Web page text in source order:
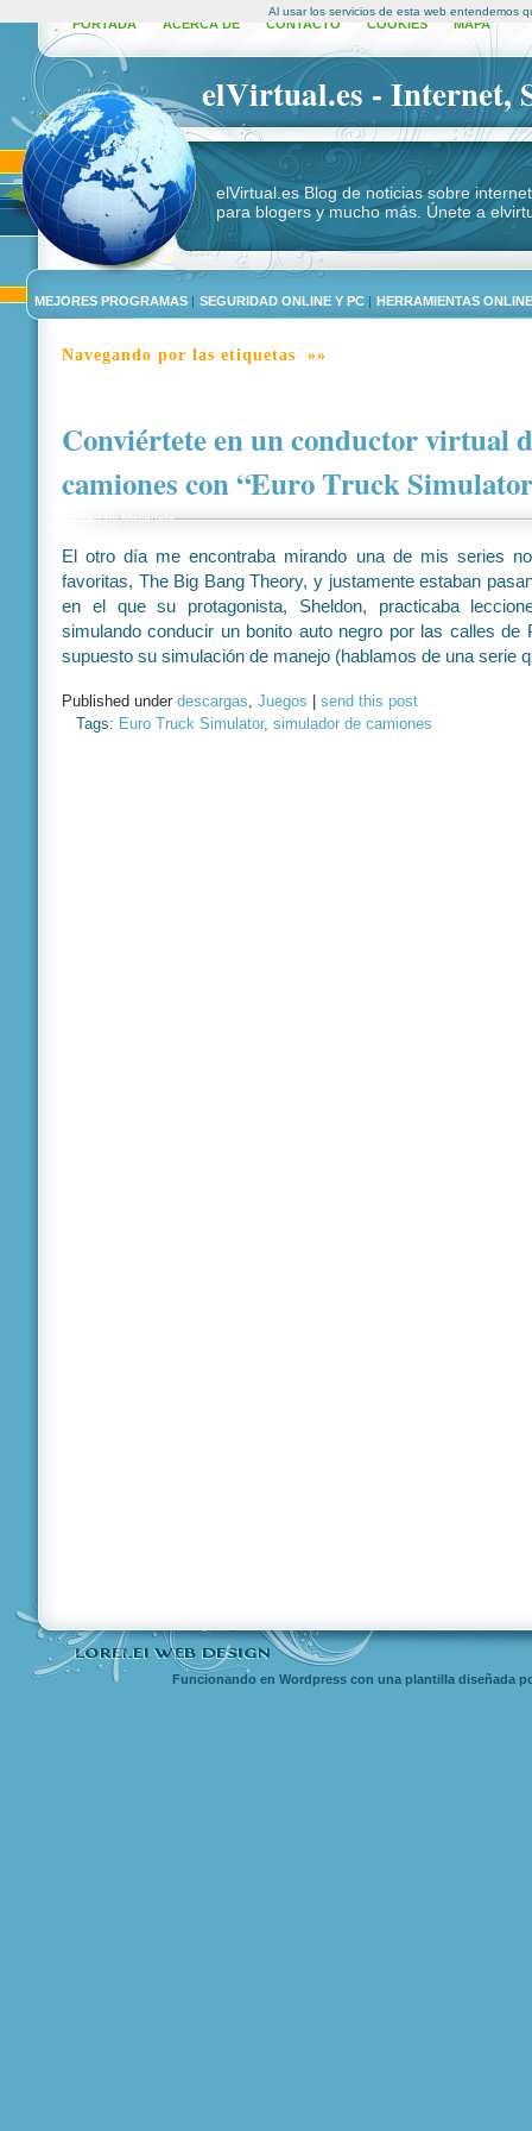
PORTADA ACERCA DE CONTACTO COOKIES MAPA
elVirtual.es - Internet,
elVirtual.es Blog de noticias sobre
para blogers y mucho más. Únete a
MEJORES PROGRAMAS | SEGURIDAD ONLINE Y PC | HERRAMIENTAS ONLINE
Navegando por las etiquetas »»
Conviértete en un conductor virtual
camiones con “Euro Truck
Posted byMarianela
El otro día me encontraba mirando una de mis series
favoritas, The Big Bang Theory, y justamente estaban
en el que su protagonista, Sheldon, practicaba
simulando conducir un bonito auto negro por las calles de
supuesto su simulación de manejo (hablamos de una serie
Published under descargas, Juegos
send this post
Tags: Euro Truck Simulator, simulador de camiones
Funcionando en Wordpress con una plantilla diseñada
Al usar los servicios de esta web entendemos